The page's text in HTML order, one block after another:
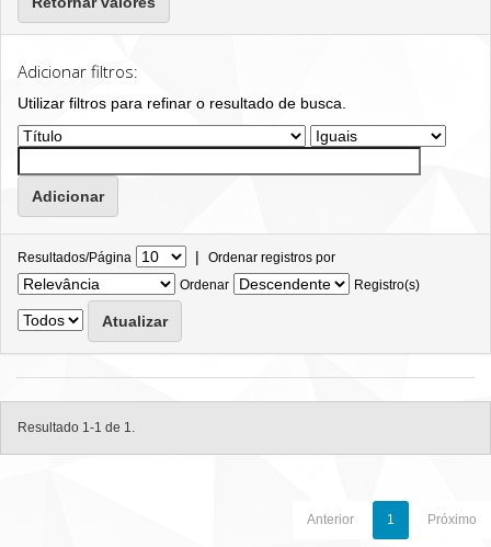
Adicionar filtros:
Utilizar filtros para refinar o resultado de busca.
Resultados/Página | Ordenar registros por
Ordenar
Registro(s)
Resultado 1-1 de 1.
Anterior 1 Próximo